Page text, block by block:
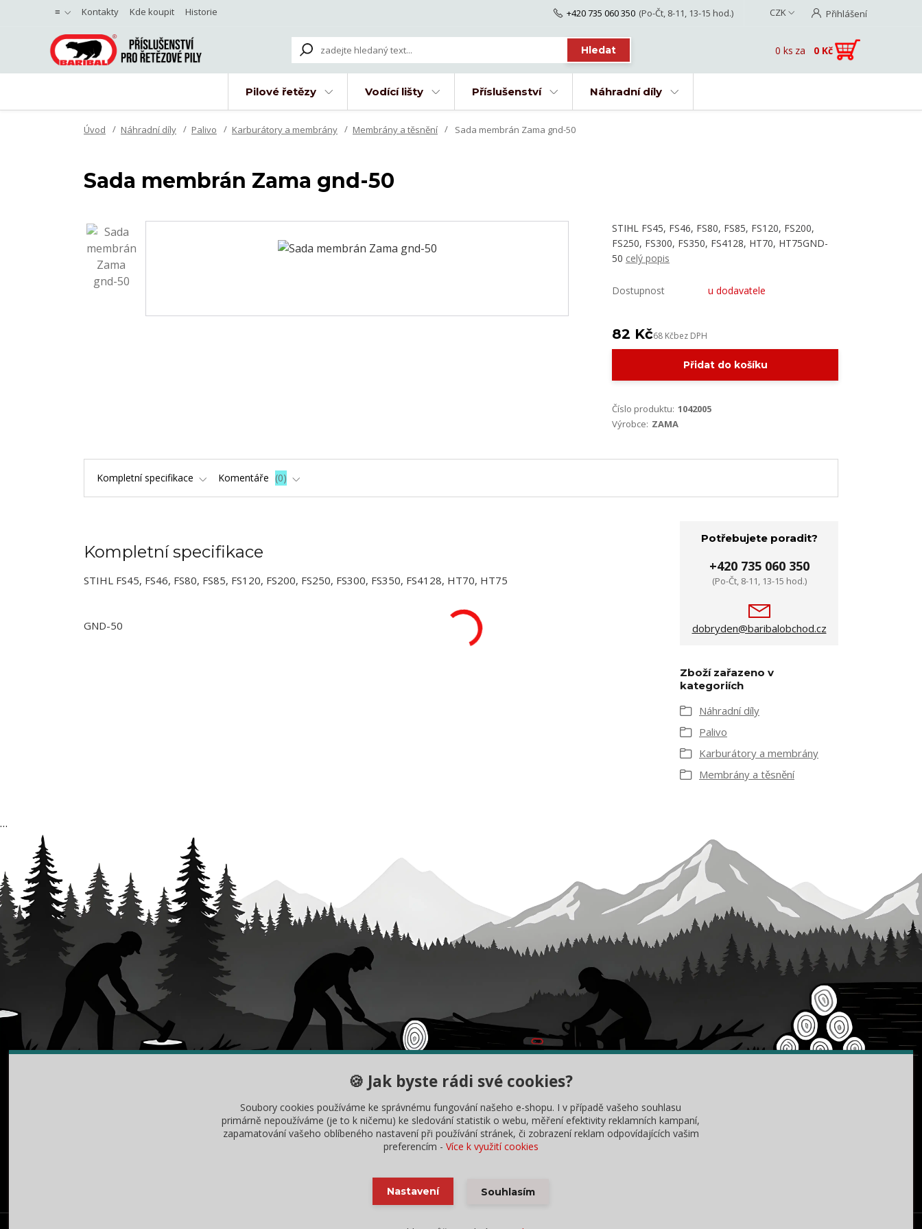
≡ Kontakty Kde koupit Historie CZK Přihlášení
Hledat
+420 735 060 350 (Po-Čt, 8-11, 13-15 hod.)
0 ks za 0 Kč
Pilové řetězy Vodící lišty Příslušenství Náhradní díly
Úvod Náhradní díly Palivo Karburátory a membrány Membrány a těsnění Sada membrán Zama gnd-50
Sada membrán Zama gnd-50
STIHL FS45, FS46, FS80, FS85, FS120, FS200,
FS250, FS300, FS350, FS4128, HT70, HT75GND-
50 celý popis
Dostupnost u dodavatele
82 Kč68 Kčbez DPH
Přidat do košíku
Číslo produktu: 1042005
Výrobce: ZAMA
Kompletní specifikace Komentáře 0
Kompletní specifikace
STIHL FS45, FS46, FS80, FS85, FS120, FS200, FS250, FS300, FS350, FS4128, HT70, HT75
GND-50
Potřebujete poradit?
+420 735 060 350
(Po-Čt, 8-11, 13-15 hod.)
dobryden@baribalobchod.cz
Zboží zařazeno v
kategoriích
Náhradní díly
Palivo
Karburátory a membrány
Membrány a těsnění
Jak vybrat správný řetěz
Velkoobchodní spolupráce
Robotické sekačky
Zákaznická podpora
+420 735 060 350
…
🍪 Jak byste rádi své cookies?
Soubory cookies používáme ke správnému fungování našeho e-shopu. I v případě vašeho souhlasu
primárně nepoužíváme (je to k ničemu) ke sledování statistik o webu, měření efektivity reklamních kampaní,
zapamatování vašeho oblíbeného nastavení při používání stránek, či zobrazení reklam odpovídajících vašim
preferencím - Více k využití cookies
Nastavení Souhlasím